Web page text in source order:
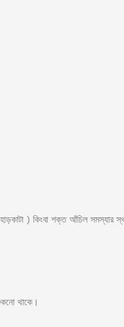
) কিংবা শক্ত আঁচিল সমস্যার
থাকে।